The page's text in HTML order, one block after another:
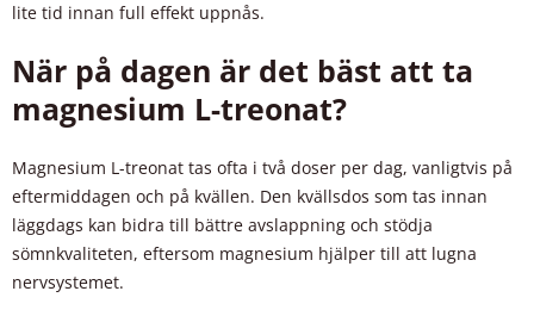
lite tid innan full effekt uppnås.
När på dagen är det bäst att ta
magnesium L-treonat?
Magnesium L-treonat tas ofta i två doser per dag, vanligtvis på
eftermiddagen och på kvällen. Den kvällsdos som tas innan
läggdags kan bidra till bättre avslappning och stödja
sömnkvaliteten, eftersom magnesium hjälper till att lugna
nervsystemet.